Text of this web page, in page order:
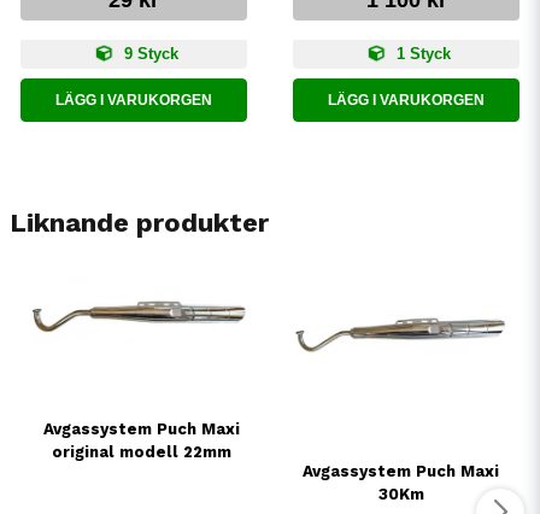
9 Styck
LÄGG I VARUKORGEN
1 Styck
LÄGG I VARUKORGEN
Liknande produkter
Avgassystem Puch Maxi
original modell 22mm
Avgassystem Puch Maxi
30Km